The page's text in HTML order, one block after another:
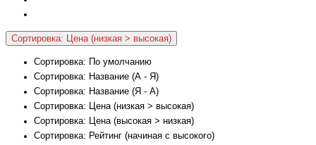
Сортировка: Цена (низкая > высокая)
Сортировка: По умолчанию
Сортировка: Название (А - Я)
Сортировка: Название (Я - А)
Сортировка: Цена (низкая > высокая)
Сортировка: Цена (высокая > низкая)
Сортировка: Рейтинг (начиная с высокого)